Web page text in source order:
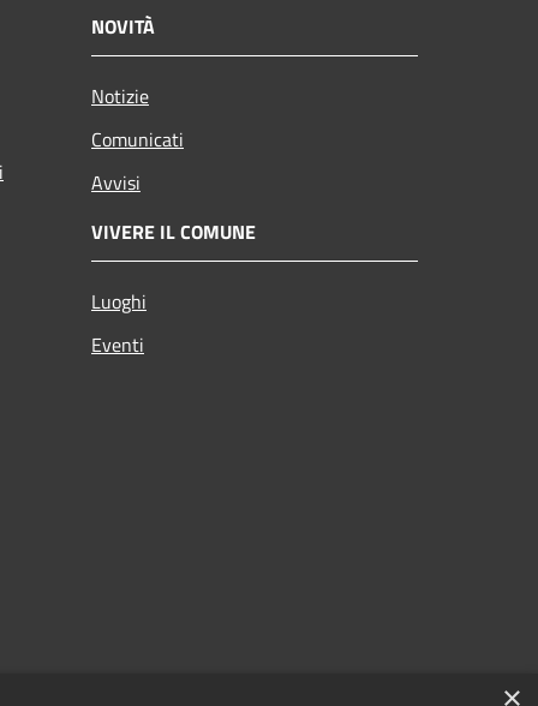
NOVITÀ
Notizie
Comunicati
Avvisi
VIVERE IL COMUNE
Luoghi
Eventi
×